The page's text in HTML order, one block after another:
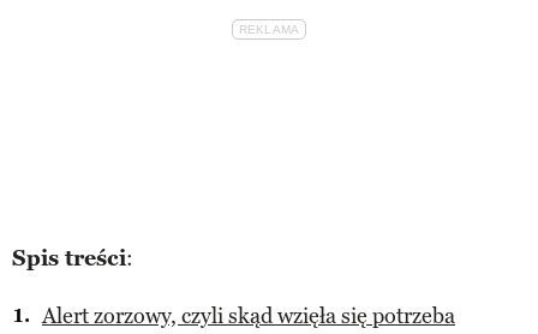
Spis treści:
Alert zorzowy, czyli skąd wzięła się potrzeba